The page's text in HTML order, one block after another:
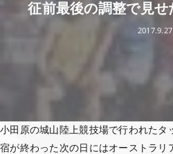
征前最後の調整で見
2017.9.27
小田原の城山陸上競技場で行われたタ
宿が終わった次の日にはオーストラリ